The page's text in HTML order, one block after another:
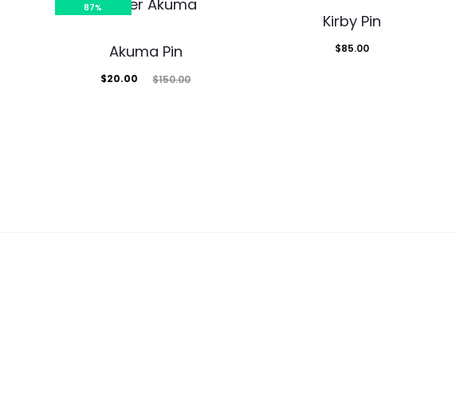
87%
Akuma Pin
$150.00
El
$20.00
El
Kirby Pin
$85.00